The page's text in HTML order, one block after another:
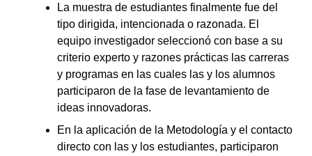
La muestra de estudiantes finalmente fue del
tipo dirigida, intencionada o razonada. El
equipo investigador seleccionó con base a su
criterio experto y razones prácticas las carreras
y programas en las cuales las y los alumnos
participaron de la fase de levantamiento de
ideas innovadoras.
En la aplicación de la Metodología y el contacto
directo con las y los estudiantes, participaron